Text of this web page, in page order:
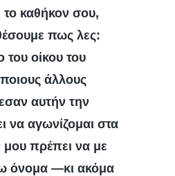
το καθήκον σου,
πως λες:
οίκου του
άλλους
αυτήν την
να αγωνίζομαι στα
μου πρέπει να με
όνομα —κι ακόμα